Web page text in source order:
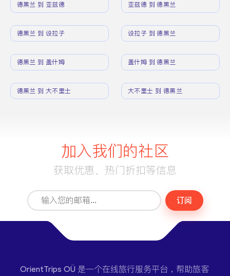
德黑兰 到 亚兹德 亚兹德 到 德黑兰
德黑兰 到 设拉子 设拉子 到 德黑兰
德黑兰 到 盖什姆 盖什姆 到 德黑兰
德黑兰 到 大不里士 大不里士 到 德黑兰
加入我们的社区
获取优惠、热门折扣等信息
订阅
OrientTrips OÜ 是一个在线旅行服务平台，帮助旅客